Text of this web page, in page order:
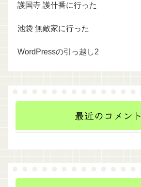
護国寺 護什番に行った
池袋 無敵家に行った
WordPressの引っ越し2
最近のコメント